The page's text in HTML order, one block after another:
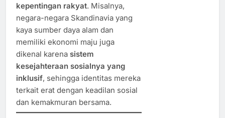
kepentingan rakyat. Misalnya,
negara-negara Skandinavia yang
kaya sumber daya alam dan
memiliki ekonomi maju juga
dikenal karena sistem
kesejahteraan sosialnya yang
inklusif, sehingga identitas mereka
terkait erat dengan keadilan sosial
dan kemakmuran bersama.